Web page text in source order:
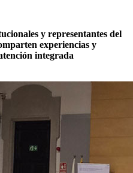
y representantes del
experiencias y
integrada